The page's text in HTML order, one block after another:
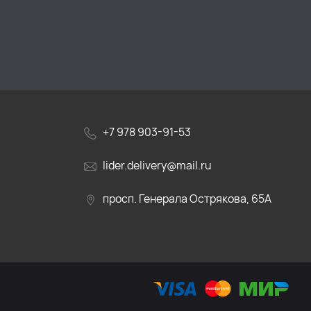
+7 978 903-91-53
lider.delivery@mail.ru
просп. Генерала Острякова, 65А